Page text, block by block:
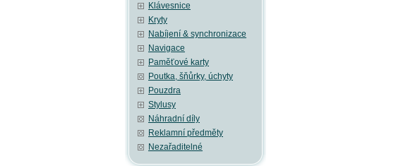
Klávesnice
Kryty
Nabíjení & synchronizace
Navigace
Paměťové karty
Poutka, šňůrky, úchyty
Pouzdra
Stylusy
Náhradní díly
Reklamní předměty
Nezařaditelné